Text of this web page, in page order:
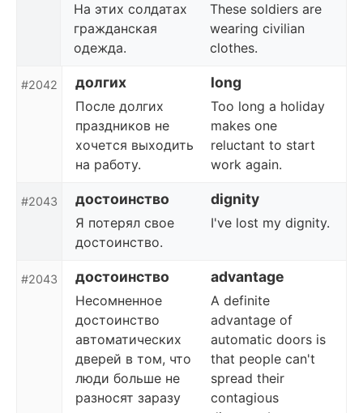
На этих солдатах
гражданская
одежда.
These soldiers are
wearing civilian
clothes.
#2042 долгих long
После долгих
праздников не
хочется выходить
на работу.
Too long a holiday
makes one
reluctant to start
work again.
#2043 достоинство dignity
Я потерял свое
достоинство.
I've lost my dignity.
#2043 достоинство advantage
Несомненное
достоинство
автоматических
дверей в том, что
люди больше не
разносят заразу
A definite
advantage of
automatic doors is
that people can't
spread their
contagious